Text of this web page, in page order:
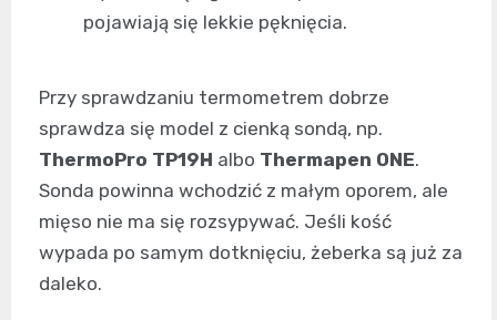
pojawiają się lekkie pęknięcia.
Przy sprawdzaniu termometrem dobrze
sprawdza się model z cienką sondą, np.
ThermoPro TP19H albo Thermapen ONE.
Sonda powinna wchodzić z małym oporem, ale
mięso nie ma się rozsypywać. Jeśli kość
wypada po samym dotknięciu, żeberka są już za
daleko.